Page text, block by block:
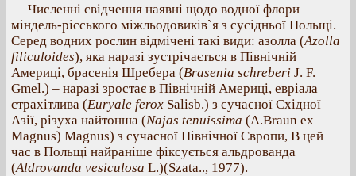
Численні свідчення наявні щодо водної флори
міндель-рісського міжльодовиків`я з сусідньої Польщі.
Серед водних рослин відмічені такі види: азолла (Azolla
filiculoides), яка наразі зустрічається в Північній
Америці, брасенія Шребера (Brasenia schreberi J. F.
Gmel.) – наразі зростає в Північній Америці, евріала
страхітлива (Euryale ferox Salisb.) з сучасної Східної
Азії, різуха найтонша (Najas tenuissima (A.Braun ex
Magnus) Magnus) з сучасної Північної Європи, В цей
час в Польщі найраніше фіксується альдрованда
(Aldrovanda vesiculosa L.)(Szata.., 1977).